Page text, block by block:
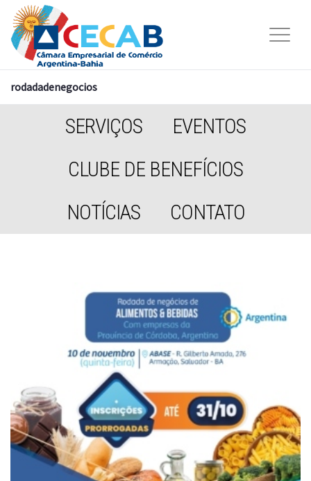
rodadadenegocios
SERVIÇOS
EVENTOS
CLUBE DE BENEFÍCIOS
NOTÍCIAS
CONTATO